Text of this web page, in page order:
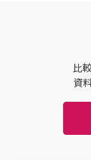
比
資